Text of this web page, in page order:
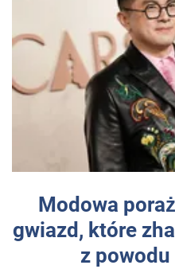
Modowa
gwiazd, które
z